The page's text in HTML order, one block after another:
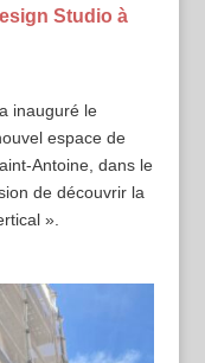
Studio à
inauguré le
espace de
Antoine, dans le
de découvrir la
».